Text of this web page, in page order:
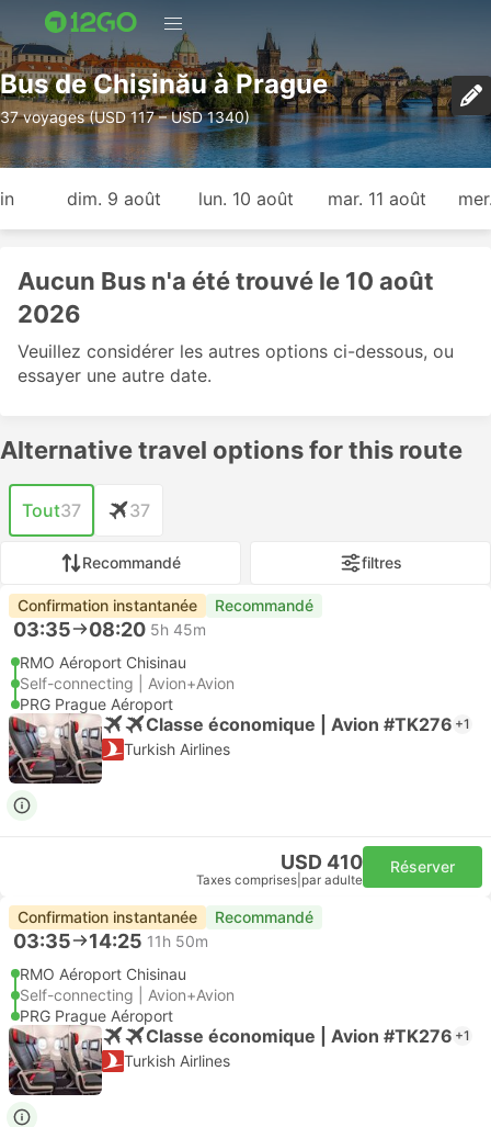
Bus de Chișinău à Prague
37 voyages (USD 117 – USD 1340)
dim. 9 août lun. 10 août mar. 11 août
Aucun Bus n'a été trouvé le 10 août
2026
Veuillez considérer les autres options ci-dessous, ou
essayer une autre date.
Alternative travel options for this route
Tout37 37
Recommandé filtres
Confirmation instantanée Recommandé
03:35 08:20 5h 45m
RMO Aéroport Chisinau
Self-connecting | Avion+Avion
PRG Prague Aéroport
Classe économique | Avion #TK276 +1
Turkish Airlines
USD 410
Taxes comprises par adulte
Réserver
Confirmation instantanée Recommandé
03:35 14:25 11h 50m
RMO Aéroport Chisinau
Self-connecting | Avion+Avion
PRG Prague Aéroport
Classe économique | Avion #TK276 +1
Turkish Airlines